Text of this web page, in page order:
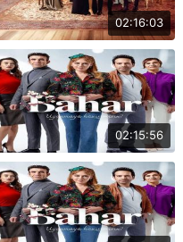
02:16:03
02:15:56